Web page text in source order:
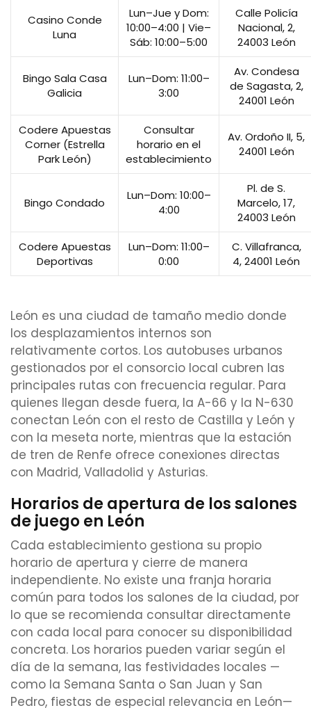
Casino Conde
Luna
Lun–Jue y Dom:
10:00–4:00 | Vie–
Sáb: 10:00–5:00
Calle Policía
Nacional, 2,
24003 León
Bingo Sala Casa
Galicia
Lun–Dom: 11:00–
3:00
Av. Condesa
de Sagasta, 2,
24001 León
Codere Apuestas
Corner (Estrella
Park León)
Consultar
horario en el
establecimiento
Av. Ordoño II, 5,
24001 León
Bingo Condado
Lun–Dom: 10:00–
4:00
Pl. de S.
Marcelo, 17,
24003 León
Codere Apuestas
Deportivas
Lun–Dom: 11:00–
0:00
C. Villafranca,
4, 24001 León
León es una ciudad de tamaño medio donde
los desplazamientos internos son
relativamente cortos. Los autobuses urbanos
gestionados por el consorcio local cubren las
principales rutas con frecuencia regular. Para
quienes llegan desde fuera, la A-66 y la N-630
conectan León con el resto de Castilla y León y
con la meseta norte, mientras que la estación
de tren de Renfe ofrece conexiones directas
con Madrid, Valladolid y Asturias.
Horarios de apertura de los salones
de juego en León
Cada establecimiento gestiona su propio
horario de apertura y cierre de manera
independiente. No existe una franja horaria
común para todos los salones de la ciudad, por
lo que se recomienda consultar directamente
con cada local para conocer su disponibilidad
concreta. Los horarios pueden variar según el
día de la semana, las festividades locales —
como la Semana Santa o San Juan y San
Pedro, fiestas de especial relevancia en León—